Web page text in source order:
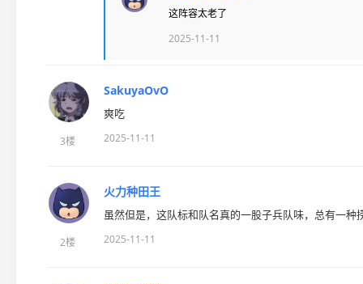
这阵容太老了
2025-11-11
3楼
SakuyaOvO
爽吃
2025-11-11
2楼
火力种田王
虽然但是，这队标和队名真的一股子兵队味，总有一种
2025-11-11